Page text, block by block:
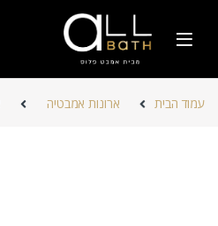
עמוד הבית ארונות אמבטיה